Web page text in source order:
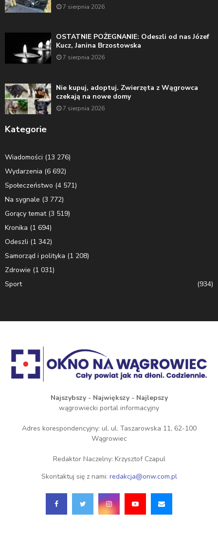
7 sierpnia 2026
OSTATNIE POŻEGNANIE: Odeszli od nas Józef
Kucz, Janina Brzostowska
7 sierpnia 2026
Nie kupuj, adoptuj. Zwierzęta z Wągrowca
czekają na nowe domy
7 sierpnia 2026
Kategorie
Wiadomości (13 276)
Wydarzenia (6 692)
Społeczeństwo (4 571)
Na sygnale (3 772)
Gorący temat(3 519)
Kronika (1 694)
Odeszli (1 342)
Samorząd i polityka (1 208)
Zdrowie (1 031)
Sport
(934)
Najszybszy - Największy - Najlepszy
wągrowiecki portal informacyjny
Adres korespondencyjny: ul. ul. Taszarowska 11, 62-100
Wągrowiec
Redaktor Naczelny: Krzysztof Czapul
Skontaktuj się z nami: redakcja@onw.com.pl